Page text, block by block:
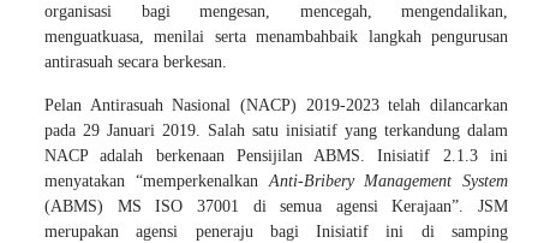
organisasi bagi mengesan, mencegah, mengendalikan,
menguatkuasa, menilai serta menambahbaik langkah pengurusan
antirasuah secara berkesan.
Pelan Antirasuah Nasional (NACP) 2019-2023 telah dilancarkan
pada 29 Januari 2019. Salah satu inisiatif yang terkandung dalam
NACP adalah berkenaan Pensijilan ABMS. Inisiatif 2.1.3 ini
menyatakan “memperkenalkan Anti-Bribery Management System
(ABMS) MS ISO 37001 di semua agensi Kerajaan”. JSM
merupakan agensi peneraju bagi Inisiatif ini di samping